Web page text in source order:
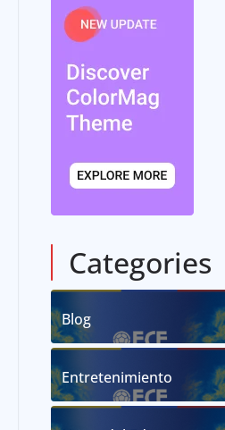
Categories
Blog
Entretenimiento